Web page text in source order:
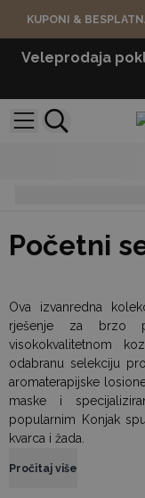
KUPONI &
Veleprodaja
Početni setovi
Početni
Ova izvanredna
rješenje za brzo
visokokvalitetnom
odabranu selekciju
aromaterapijske
maske i
popularnim Konjak
kvarca i žada.
Pročitaj više